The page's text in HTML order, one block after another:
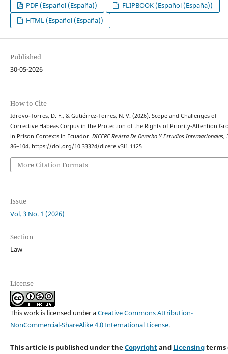
PDF (Español (España))
FLIPBOOK (Español (España))
HTML (Español (España))
Published
30-05-2026
How to Cite
Idrovo-Torres, D. F., & Gutiérrez-Torres, N. V. (2026). Scope and Challenges of
Corrective Habeas Corpus in the Protection of the Rights of Priority-Attention
in Prison Contexts in Ecuador.DICERE Revista De Derecho Y Estudios Internacionales,
86–104. https://doi.org/10.33324/dicere.v3i1.1125
More Citation Formats
Issue
Vol. 3 No. 1 (2026)
Section
Law
License
This work is licensed under aCreative Commons Attribution-
NonCommercial-ShareAlike 4.0 International License.
This article is published under theCopyrightand Licensingterms